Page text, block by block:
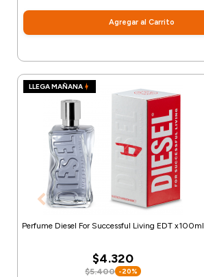
Agregar al Carrito
LLEGA MAÑANA
Perfume Diesel For Successful Living EDT x100ml
$4.320
$5.400 -20%